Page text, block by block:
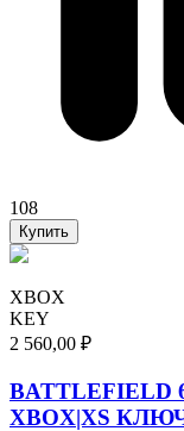
108
Купить
XBOX
KEY
2 560,00 ₽
BATTLEFIELD
XBOX|XS